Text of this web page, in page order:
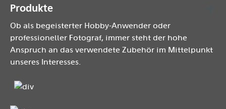
Produkte
Ob als begeisterter Hobby-Anwender oder
professioneller Fotograf, immer steht der hohe
Anspruch an das verwendete Zubehör im Mittelpunkt
unseres Interesses.